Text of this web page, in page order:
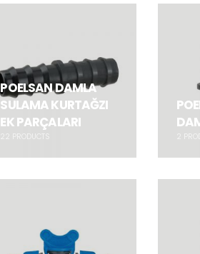
POELSAN DAMLA
SULAMA KURTAĞZI
EK PARÇALARI
PRODUCTS